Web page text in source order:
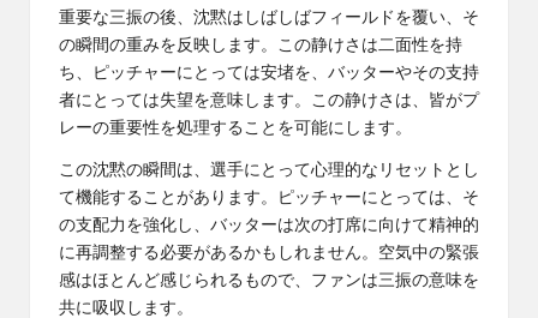
重要な三振の後、沈黙はしばしばフィールドを覆い、そ
の瞬間の重みを反映します。この静けさは二面性を持
ち、ピッチャーにとっては安堵を、バッターやその支持
者にとっては失望を意味します。この静けさは、皆がプ
レーの重要性を処理することを可能にします。
この沈黙の瞬間は、選手にとって心理的なリセットとし
て機能することがあります。ピッチャーにとっては、そ
の支配力を強化し、バッターは次の打席に向けて精神的
に再調整する必要があるかもしれません。空気中の緊張
感はほとんど感じられるもので、ファンは三振の意味を
共に吸収します。